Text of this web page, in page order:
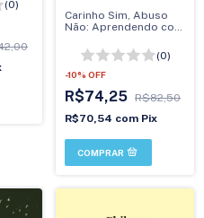
(0)
Carinho Sim, Abuso
Não: Aprendendo com
(0)
-10% OFF
R$74,25 R$82,50
R$70,54 com Pix